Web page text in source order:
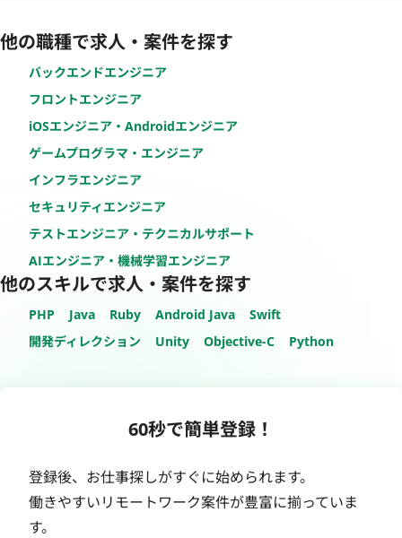
他の職種で求人・案件を探す
バックエンドエンジニア
フロントエンジニア
iOSエンジニア・Androidエンジニア
ゲームプログラマ・エンジニア
インフラエンジニア
セキュリティエンジニア
テストエンジニア・テクニカルサポート
AIエンジニア・機械学習エンジニア
他のスキルで求人・案件を探す
PHP Java Ruby Android Java
Swift
開発ディレクション
Unity Objective-C Python
60秒で簡単登録！
登録後、お仕事探しがすぐに始められます。
働きやすいリモートワーク案件が豊富に揃っていま
す。